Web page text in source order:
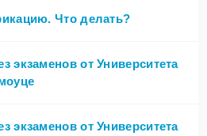
Что делать?
экзаменов от Университета
экзаменов от Университета